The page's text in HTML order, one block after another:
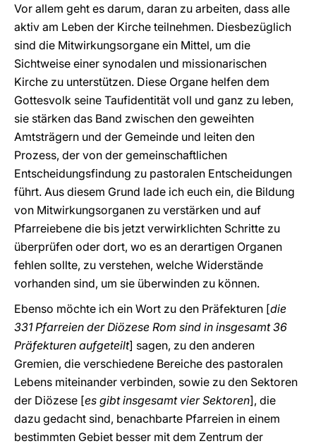
Vor allem geht es darum, daran zu arbeiten, dass alle
aktiv am Leben der Kirche teilnehmen. Diesbezüglich
sind die Mitwirkungsorgane ein Mittel, um die
Sichtweise einer synodalen und missionarischen
Kirche zu unterstützen. Diese Organe helfen dem
Gottesvolk seine Taufidentität voll und ganz zu leben,
sie stärken das Band zwischen den geweihten
Amtsträgern und der Gemeinde und leiten den
Prozess, der von der gemeinschaftlichen
Entscheidungsfindung zu pastoralen Entscheidungen
führt. Aus diesem Grund lade ich euch ein, die Bildung
von Mitwirkungsorganen zu verstärken und auf
Pfarreiebene die bis jetzt verwirklichten Schritte zu
überprüfen oder dort, wo es an derartigen Organen
fehlen sollte, zu verstehen, welche Widerstände
vorhanden sind, um sie überwinden zu können.
Ebenso möchte ich ein Wort zu den Präfekturen [die
331 Pfarreien der Diözese Rom sind in insgesamt 36
Präfekturen aufgeteilt] sagen, zu den anderen
Gremien, die verschiedene Bereiche des pastoralen
Lebens miteinander verbinden, sowie zu den Sektoren
der Diözese [es gibt insgesamt vier Sektoren], die
dazu gedacht sind, benachbarte Pfarreien in einem
bestimmten Gebiet besser mit dem Zentrum der